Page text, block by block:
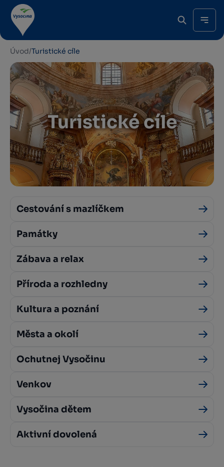
Úvod/Turistické cíle
Turistické cíle
Cestování s mazlíčkem
Památky
Zábava a relax
Příroda a rozhledny
Kultura a poznání
Města a okolí
Ochutnej Vysočinu
Venkov
Vysočina dětem
Aktivní dovolená